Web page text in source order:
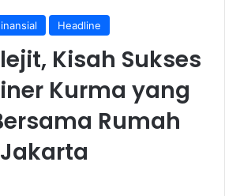
Headline
Kisah Sukses
Kurma yang
Rumah
Jakarta